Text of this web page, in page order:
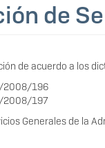
de
de acuerdo a los
2008/196
2008/197
Generales de la